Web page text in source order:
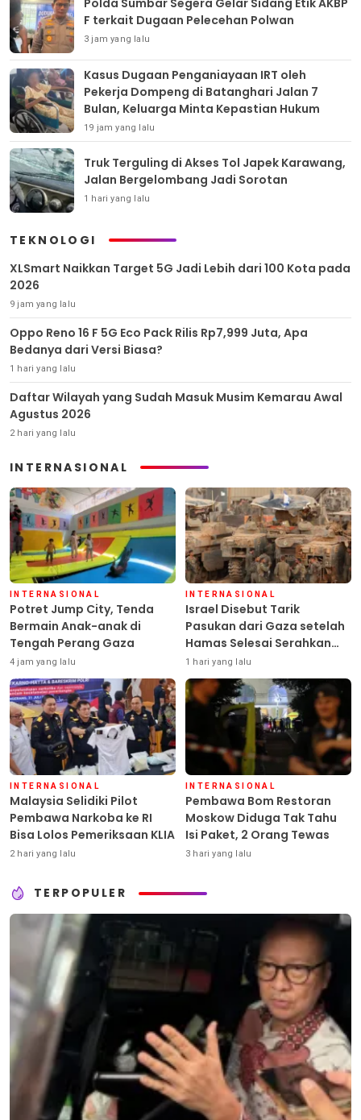
Polda Sumbar Segera Gelar Sidang Etik AKBP
F terkait Dugaan Pelecehan Polwan
3 jam yang lalu
Kasus Dugaan Penganiayaan IRT oleh
Pekerja Dompeng di Batanghari Jalan 7
Bulan, Keluarga Minta Kepastian Hukum
19 jam yang lalu
Truk Terguling di Akses Tol Japek Karawang,
Jalan Bergelombang Jadi Sorotan
1 hari yang lalu
TEKNOLOGI
XLSmart Naikkan Target 5G Jadi Lebih dari 100 Kota pada
2026
9 jam yang lalu
Oppo Reno 16 F 5G Eco Pack Rilis Rp7,999 Juta, Apa
Bedanya dari Versi Biasa?
1 hari yang lalu
Daftar Wilayah yang Sudah Masuk Musim Kemarau Awal
Agustus 2026
2 hari yang lalu
INTERNASIONAL
INTERNASIONAL
Potret Jump City, Tenda
Bermain Anak-anak di
Tengah Perang Gaza
4 jam yang lalu
INTERNASIONAL
Israel Disebut Tarik
Pasukan dari Gaza setelah
Hamas Selesai Serahkan
Senjata
1 hari yang lalu
INTERNASIONAL
Malaysia Selidiki Pilot
Pembawa Narkoba ke RI
Bisa Lolos Pemeriksaan KLIA
2 hari yang lalu
INTERNASIONAL
Pembawa Bom Restoran
Moskow Diduga Tak Tahu
Isi Paket, 2 Orang Tewas
3 hari yang lalu
TERPOPULER